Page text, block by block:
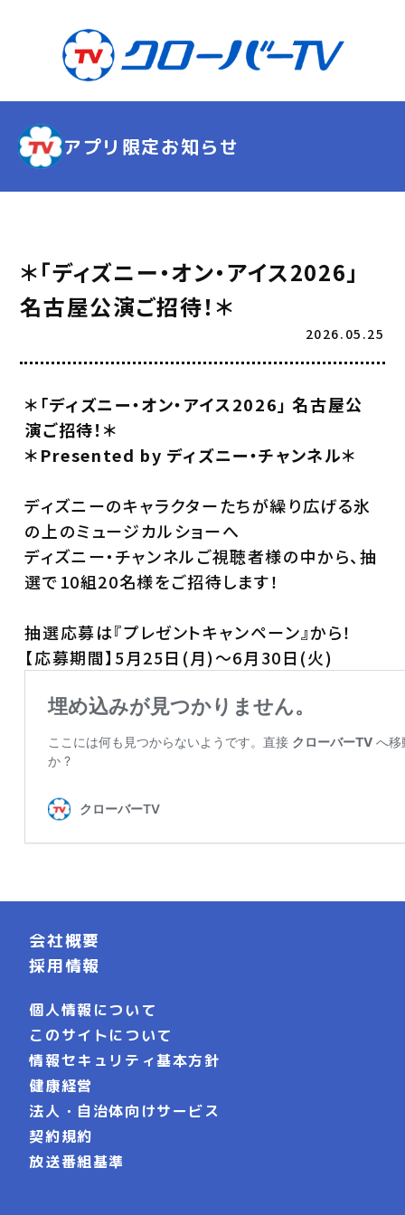
アプリ限定お知らせ
＊「ディズニー・オン・アイス2026」
名古屋公演ご招待！＊
2026.05.25
＊「ディズニー・オン・アイス2026」 名古屋公
演ご招待！＊
＊Presented by ディズニー・チャンネル＊
ディズニーのキャラクターたちが繰り広げる氷
の上のミュージカルショーへ
ディズニー・チャンネルご視聴者様の中から、抽
選で10組20名様をご招待します！
抽選応募は『プレゼントキャンペーン』から！
【応募期間】5月25日(月)～6月30日(火)
会社概要
採用情報
個人情報について
このサイトについて
情報セキュリティ基本方針
健康経営
法人・自治体向けサービス
契約規約
放送番組基準